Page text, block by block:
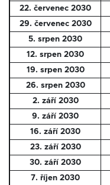
22. červenec 2030
29. červenec 2030
5. srpen 2030
12. srpen 2030
19. srpen 2030
26. srpen 2030
2. září 2030
9. září 2030
16. září 2030
23. září 2030
30. září 2030
7. říjen 2030